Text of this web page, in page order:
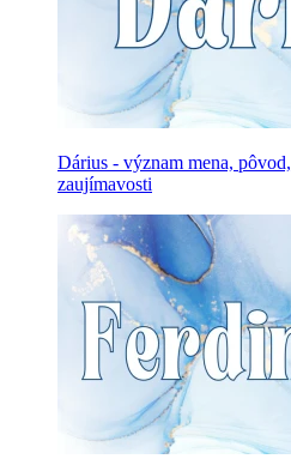
Dárius - význam mena,
zaujímavosti